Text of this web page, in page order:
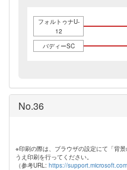
フォルトゥナU-
12
バディーSC
No.36
※印刷の際は、ブラウザの設定にて「背
うえ印刷を行ってください。
（参考URL: https://